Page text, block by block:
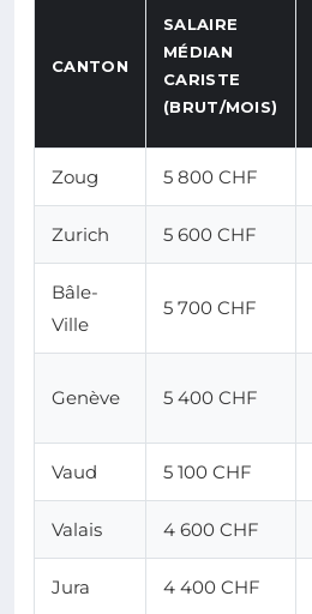
CANTON
SALAIRE
MÉDIAN
CARISTE
(BRUT/MOIS)
Zoug 5 800 CHF
Zurich 5 600 CHF
Bâle-
Ville
5 700 CHF
Genève 5 400 CHF
Vaud 5 100 CHF
Valais 4 600 CHF
Jura 4 400 CHF